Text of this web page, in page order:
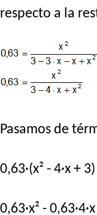
respecto a la
Pasamos de
0,63·(x² - 4·x + 3)
0,63·x² -